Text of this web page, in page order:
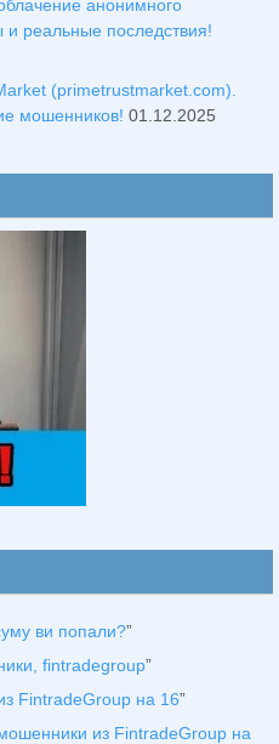
анонимного
и реальные последствия!
(primetrustmarket.com).
мошенников! 01.12.2025
ви попали?”
fintradegroup”
FintradeGroup на 16”
из FintradeGroup на